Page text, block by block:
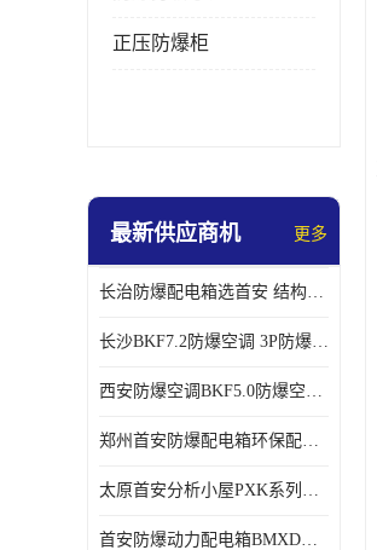
正压防爆柜
最新供应商机 更多
长治防爆配电箱选首安 结构紧凑、价格合理、资质齐全
长沙BKF7.2防爆空调 3P防爆空调与普通空调有什么区别
西安防爆空调BKF5.0防爆空调技术参数
郑州首安防爆配电箱环保配套用防爆配电箱
太原首安分析小屋PXK系列在线分析小屋厂家
首安防爆动力配电箱BMXD系列防爆配电箱技术参数